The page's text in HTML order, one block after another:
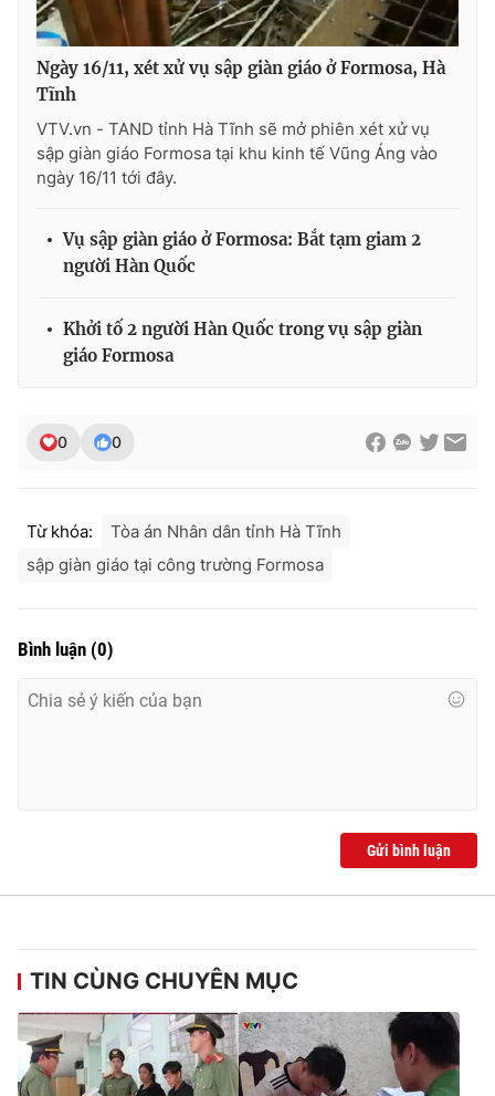
Ngày 16/11, xét xử vụ sập giàn giáo ở Formosa, Hà
Tĩnh
VTV.vn - TAND tỉnh Hà Tĩnh sẽ mở phiên xét xử vụ
sập giàn giáo Formosa tại khu kinh tế Vũng Áng vào
ngày 16/11 tới đây.
Vụ sập giàn giáo ở Formosa: Bắt tạm giam 2
người Hàn Quốc
Khởi tố 2 người Hàn Quốc trong vụ sập giàn
giáo Formosa
0 0
Từ khóa:
Tòa án Nhân dân tỉnh Hà Tĩnh
sập giàn giáo tại công trường Formosa
Bình luận (0)
Gửi bình luận
TIN CÙNG CHUYÊN MỤC